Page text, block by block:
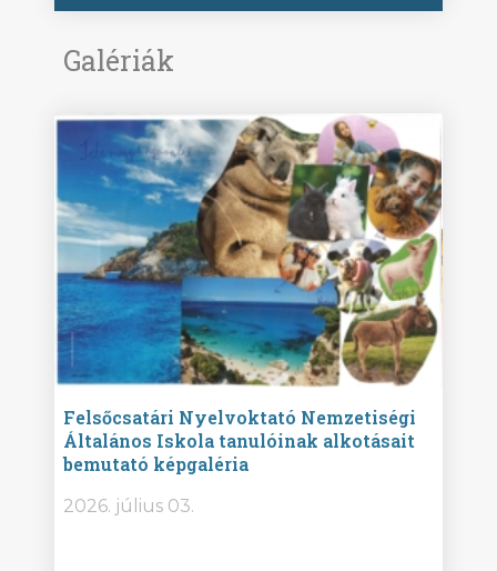
Galériák
Felsőcsatári Nyelvoktató Nemzetiségi
Általános Iskola tanulóinak alkotásait
bemutató képgaléria
2026. július 03.